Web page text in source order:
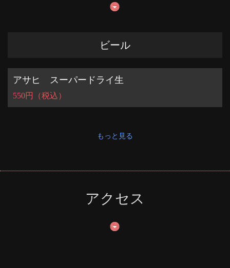
ビール
アサヒ スーパードライ生
550円（税込）
もっと見る
アクセス